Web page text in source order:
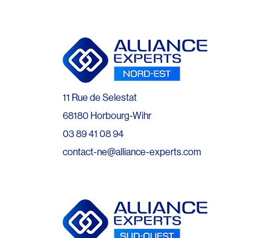
11 Rue de Selestat
68180 Horbourg-Wihr
03 89 41 08 94
contact-ne@alliance-experts.com